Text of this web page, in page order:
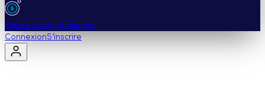
Vendre sur Cryptohopper
ConnexionS’inscrire